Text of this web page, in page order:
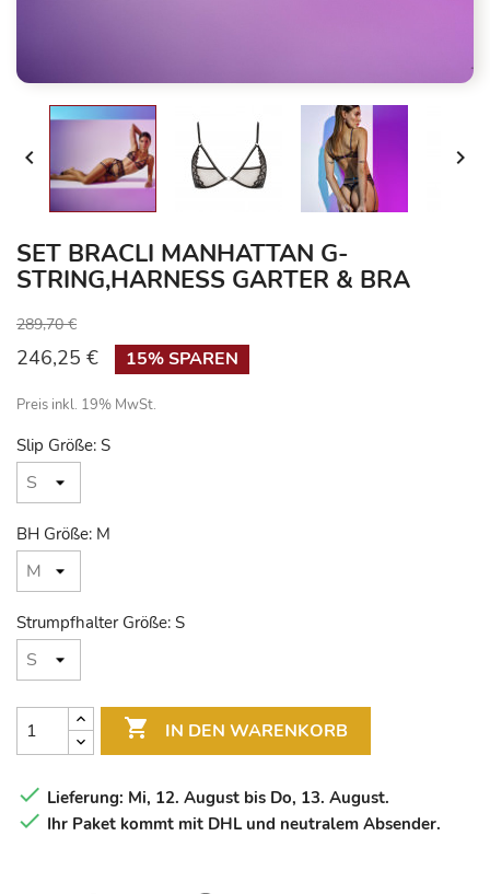
 
SET BRACLI MANHATTAN G-
STRING,HARNESS GARTER & BRA
289,70 €
246,25 € 15% SPAREN
Preis inkl. 19% MwSt.
Slip Größe: S
BH Größe: M
Strumpfhalter Größe: S
 IN DEN WARENKORB
 Lieferung: Mi, 12. August bis Do, 13. August.
 Ihr Paket kommt mit DHL und neutralem Absender.